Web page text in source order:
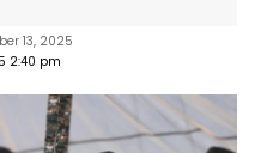
2:40 pm
13, 2025